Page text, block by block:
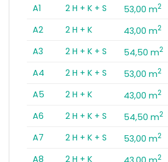
A1 2 H + K + S 53,00 m2
A2
2 H + K 43,00 m2
A3
2 H + K + S 54,50 m2
A4
2 H + K + S 53,00 m2
A5
2 H + K 43,00 m2
A6
2 H + K + S 54,50 m2
A7
2 H + K + S 53,00 m2
A8
2 H + K 2